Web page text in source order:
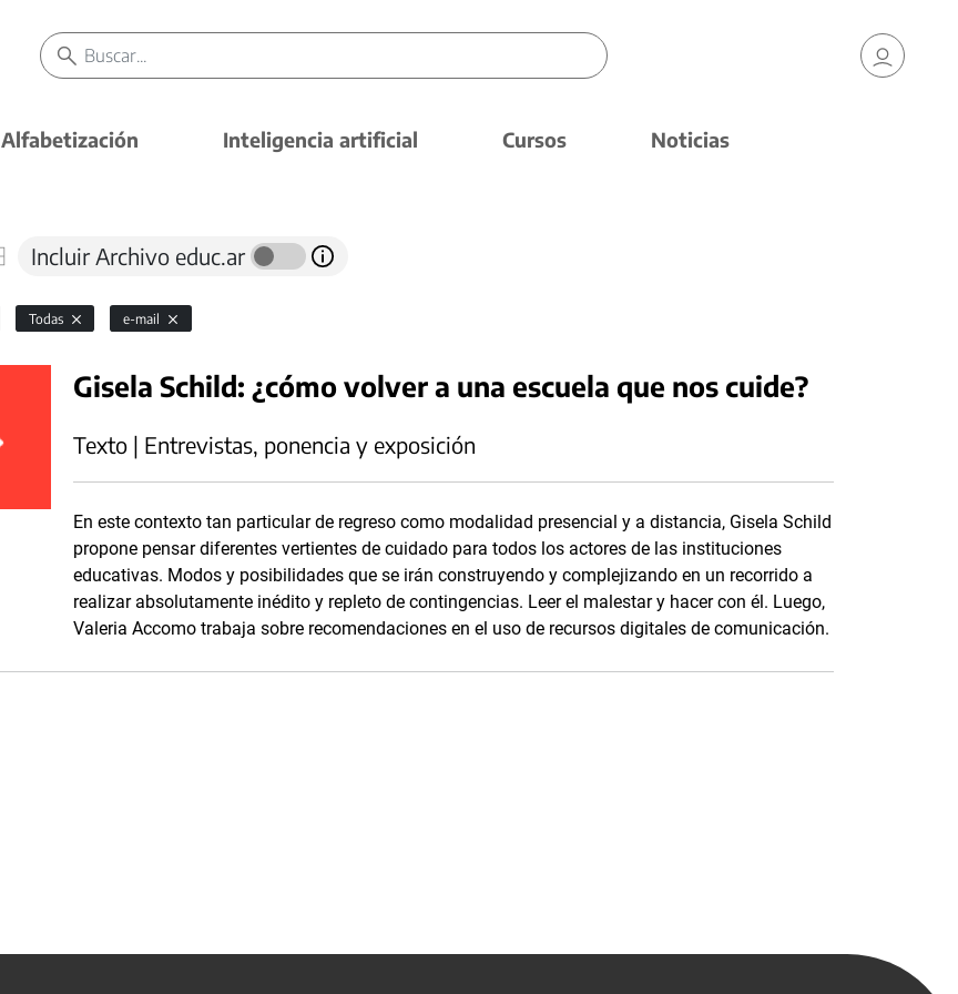
Alfabetización Inteligencia artificial Cursos Noticias
Incluir Archivo educ.ar
Todas e-mail
Gisela Schild: ¿cómo volver a una escuela que nos cuide?
Texto | Entrevistas, ponencia y exposición
En este contexto tan particular de regreso como modalidad presencial y a distancia, Gisela Schild
propone pensar diferentes vertientes de cuidado para todos los actores de las instituciones
educativas. Modos y posibilidades que se irán construyendo y complejizando en un recorrido a
realizar absolutamente inédito y repleto de contingencias. Leer el malestar y hacer con él. Luego,
Valeria Accomo trabaja sobre recomendaciones en el uso de recursos digitales de comunicación.